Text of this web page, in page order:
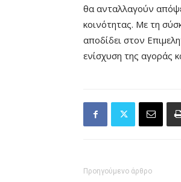
θα ανταλλαγούν
κοινότητας. Με τη
αποδίδει στον
ενίσχυση της αγοράς
Προηγούμενο άρθρο